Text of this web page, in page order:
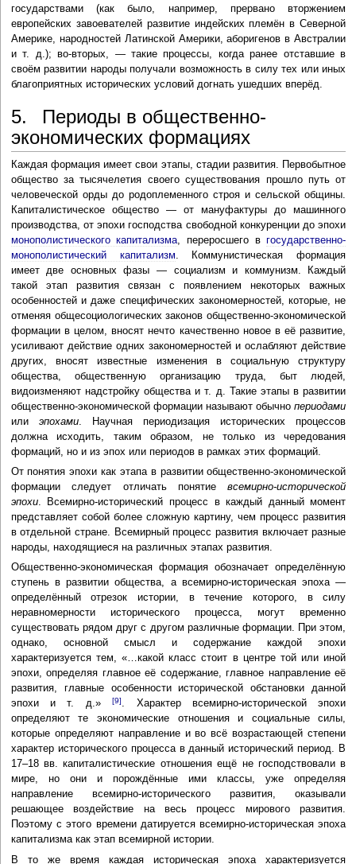
государствами (как было, например, прервано вторжением
европейских завоевателей развитие индейских племён в Северной
Америке, народностей Латинской Америки, аборигенов в Австралии
и т. д.); во-вторых, — такие процессы, когда ранее отставшие в
своём развитии народы получали возможность в силу тех или иных
благоприятных исторических условий догнать ушедших вперёд.
5. Периоды в общественно-
экономических формациях
Каждая формация имеет свои этапы, стадии развития. Первобытное
общество за тысячелетия своего существования прошло путь от
человеческой орды до родоплеменного строя и сельской общины.
Капиталистическое общество — от мануфактуры до машинного
производства, от эпохи господства свободной конкуренции до эпохи
монополистического капитализма , переросшего вгосударственно-
монополистический капитализм . Коммунистическая формация
имеет две основных фазы — социализм и коммунизм. Каждый
такой этап развития связан с появлением некоторых важных
особенностей и даже специфических закономерностей, которые, не
отменяя общесоциологических законов общественно-экономической
формации в целом, вносят нечто качественно новое в её развитие,
усиливают действие одних закономерностей и ослабляют действие
других, вносят известные изменения в социальную структуру
общества, общественную организацию труда, быт людей,
видоизменяют надстройку общества и т. д. Такие этапы в развитии
общественно-экономической формации называют обычнопериодами
или эпохами. Научная периодизация исторических процессов
должна исходить, таким образом, не только из чередования
формаций, но и из эпох или периодов в рамках этих формаций.
От понятия эпохи как этапа в развитии общественно-экономической
формации следует отличать понятиевсемирно-исторической
эпохи. Всемирно-исторический процесс в каждый данный момент
представляет собой более сложную картину, чем процесс развития
в отдельной стране. Всемирный процесс развития включает разные
народы, находящиеся на различных этапах развития.
Общественно-экономическая формация обозначает определённую
ступень в развитии общества, а всемирно-историческая эпоха —
определённый отрезок истории, в течение которого, в силу
неравномерности исторического процесса, могут временно
существовать рядом друг с другом различные формации. При этом,
однако, основной смысл и содержание каждой эпохи
характеризуется тем, «…какой класс стоит в центре той или иной
эпохи, определяя главное её содержание, главное направление её
развития, главные особенности исторической обстановки данной
эпохи и т. д.»[9]. Характер всемирно-исторической эпохи
определяют те экономические отношения и социальные силы,
которые определяют направление и во всё возрастающей степени
характер исторического процесса в данный исторический период. В
17–18 вв. капиталистические отношения ещё не господствовали в
мире, но они и порождённые ими классы, уже определяя
направление всемирно-исторического развития, оказывали
решающее воздействие на весь процесс мирового развития.
Поэтому с этого времени датируется всемирно-историческая эпоха
капитализма как этап всемирной истории.
В то же время каждая историческая эпоха характеризуется